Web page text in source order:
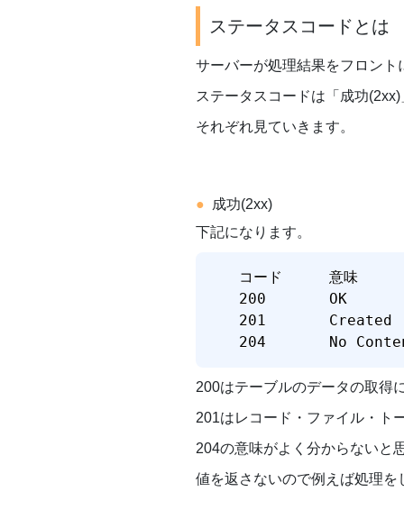
ステータスコードとは
サーバーが処理結果をフロント
ステータスコードは「成功
それぞれ見ていきます。
成功(2xx)
下記になります。
コード	  意味	         挙動
200	      OK	         正常に処理された
201	      Created	     新規データ作成成功
200はテーブルのデータの取得
201はレコード・ファイル・ト
204の意味がよく分からないと
値を返さないので例えば処理